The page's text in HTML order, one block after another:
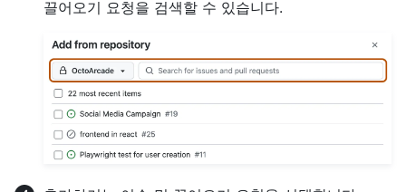
끌어오기 요청을 검색할 수 있습니다.